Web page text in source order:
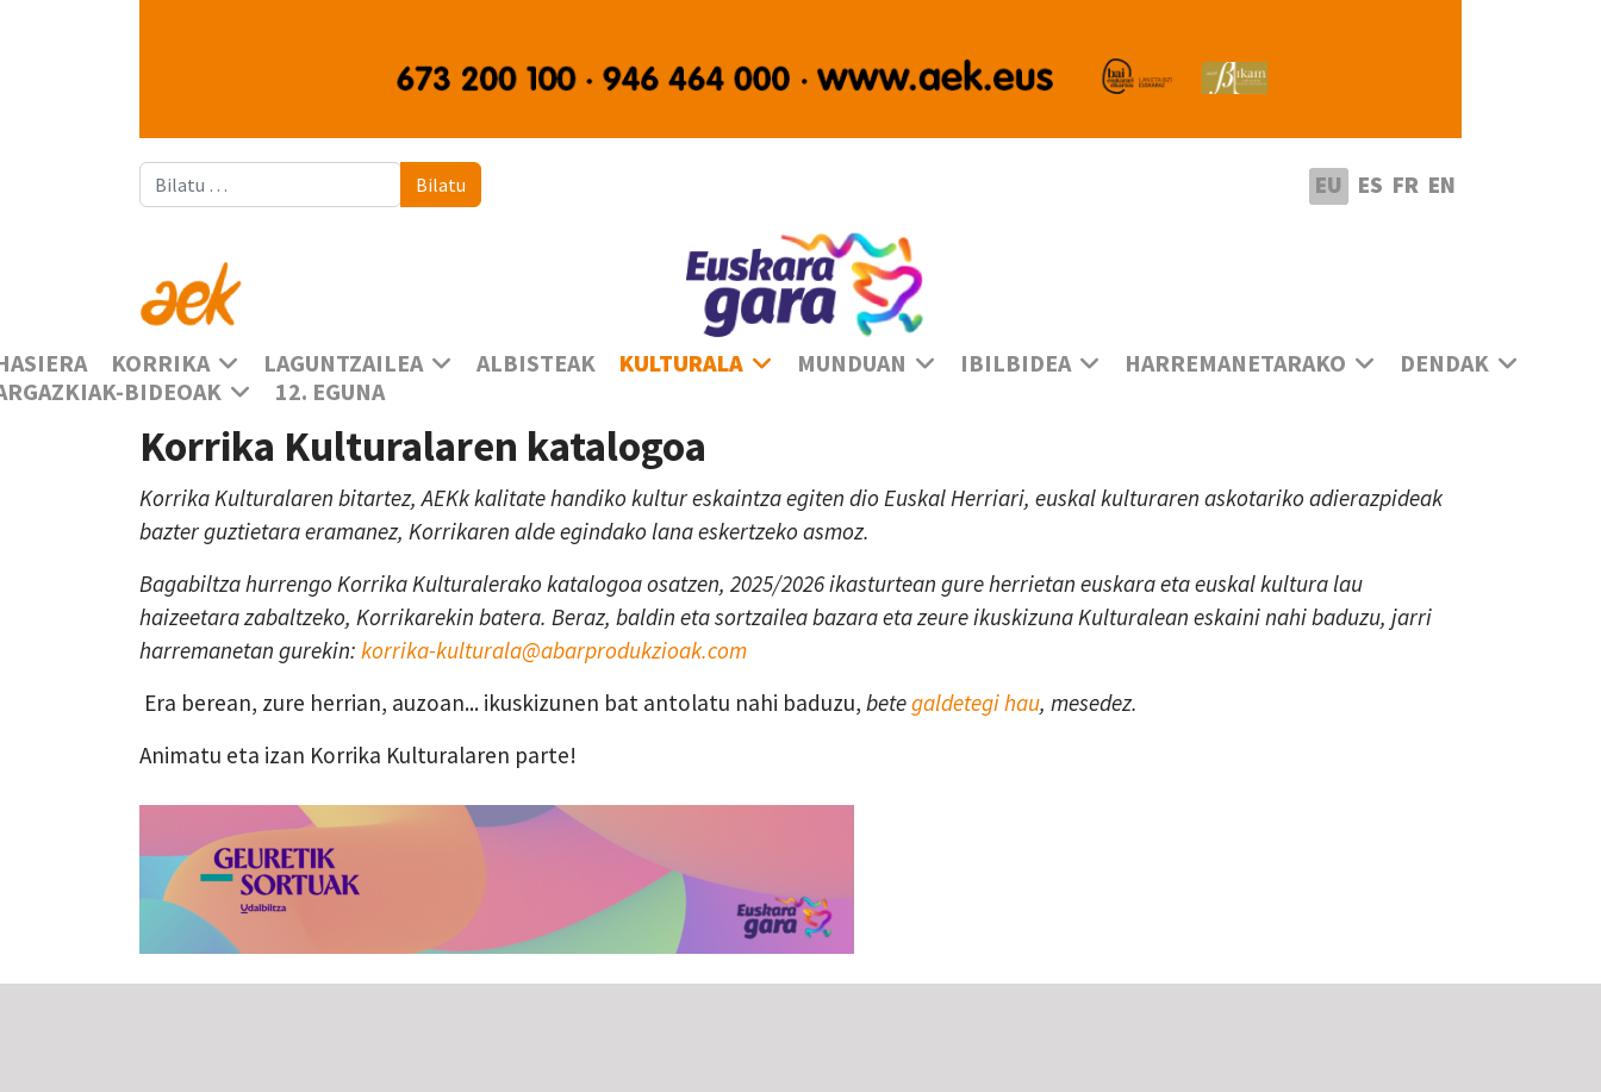
Bilatu Bilatu EU ES FR EN
KORRIKA LAGUNTZAILEA ALBISTEAK KULTURALA MUNDUAN IBILBIDEA HARREMANETARAKO
DENDAK
BIDEOAK
12. EGUNA
Korrika Kulturalaren katalogoa
Korrika Kulturalaren bitartez, AEKk kalitate handiko kultur eskaintza egiten dio Euskal Herriari, euskal kulturaren askotariko adierazpideak
bazter guztietara eramanez, Korrikaren alde egindako lana eskertzeko asmoz.
Bagabiltza hurrengo Korrika Kulturalerako katalogoa osatzen, 2025/2026 ikasturtean gure herrietan euskara eta euskal kultura lau
haizeetara zabaltzeko, Korrikarekin batera. Beraz, baldin eta sortzailea bazara eta zeure ikuskizuna Kulturalean eskaini nahi baduzu, jarri
harremanetan gurekin: korrika-kulturala@abarprodukzioak.com
Era berean, zure herrian, auzoan... ikuskizunen bat antolatu nahi baduzu, betegaldetegi hau, mesedez.
Animatu eta izan Korrika Kulturalaren parte!